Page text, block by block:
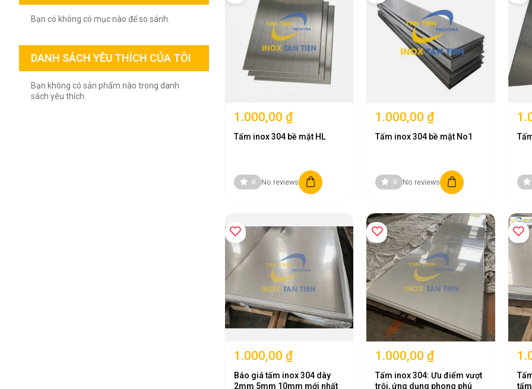
Giới Thiệu Inox Tân Tiến
Với nhiều năm kinh nghiệm trong ngành, Inox Tân Tiến luôn hướng đến mục tiêu mang đến cho khách hàng những sản phẩm đạt tiêu
Đầy đủ chứng chỉ chất lượng theo tiêu chuẩn quốc tế.
Đặc Điểm Nổi Bật Của Tấm Inox 304
Tấm inox 304 được đánh giá là vật liệu có hiệu suất sử dụng cao nhờ sở hữu nhiều đặc tính nổi bật.
Vật liệu có khả năng chịu lực tốt, ít biến dạng khi làm việc trong môi trường có tải trọng lớn hoặc nhiệt độ cao.
1.000,00 ₫
Tấm inox 304 bề mặt HL
0 No reviews
1.000,00 ₫
Tấm inox 304 bề mặt No1
0 No reviews
1.000,00 ₫
Báo giá tấm inox 304 dày
2mm 5mm 10mm mới nhất
1.000,00 ₫
Tấm inox 304: Ưu điểm vượt
trội, ứng dụng phong phú
Bạn có không có mục nào để so sánh.
DANH SÁCH YÊU THÍCH CỦA TÔI
Bạn không có sản phẩm nào trong danh
sách yêu thích.